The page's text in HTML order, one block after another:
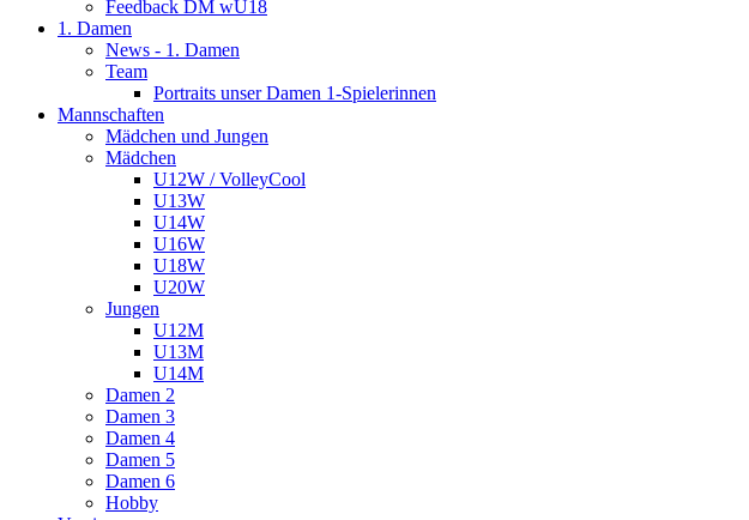
Feedback DM wU18
1. Damen
News - 1. Damen
Team
Portraits unser Damen 1-Spielerinnen
Mannschaften
Mädchen und Jungen
Mädchen
U12W / VolleyCool
U13W
U14W
U16W
U18W
U20W
Jungen
U12M
U13M
U14M
Damen 2
Damen 3
Damen 4
Damen 5
Damen 6
Hobby